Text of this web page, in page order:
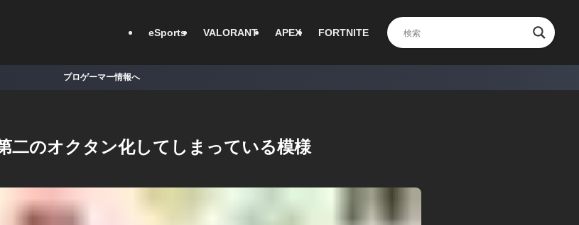
eSports VALORANT APEX FORTNITE
プロゲーマー情報へ
二のオクタン化してしまっている模様